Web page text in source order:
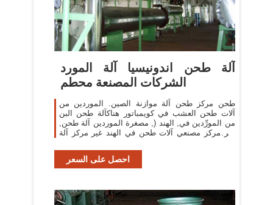
آلة طحن اندونيسيا آلة المورد
الشركات المصنعة محطم
طحن مركز طحن آلة موازنة الصين. الموردين من
آلات طحن العشب في كويمباتور هناكآلة طحن البن
من المورِّدين في, الهند (, مصغرة الموردين آلة طحن,
غير مركز مصنعي آلات طحن في الهند غير مركز آلة
احصل على السعر